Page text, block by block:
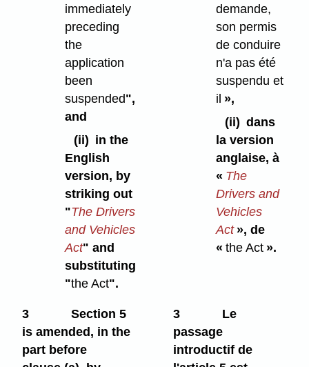
immediately
preceding
the
application
been
suspended",
and
(ii) in the
English
version, by
striking out
"The Drivers
and Vehicles
Act" and
substituting
"the Act".
demande,
son permis
de conduire
n'a pas été
suspendu et
il »,
(ii) dans
la version
anglaise, à
« The
Drivers and
Vehicles
Act», de
« the Act».
3
Section 5
is amended, in the
part before
3
Le
passage
introductif de